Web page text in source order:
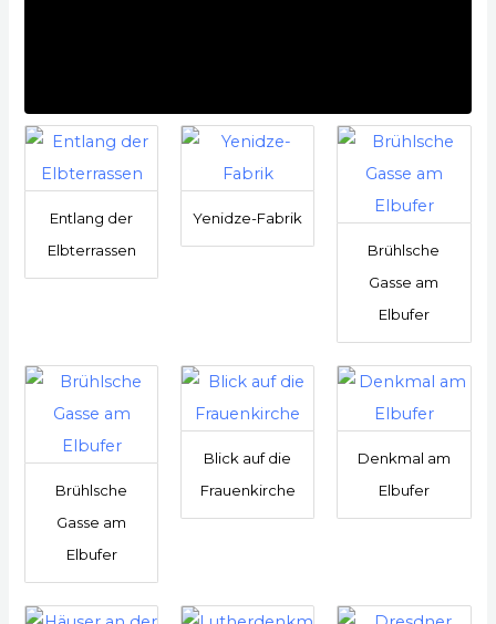
Entlang der
Elbterrassen
Yenidze-Fabrik
Brühlsche
Gasse am
Elbufer
Brühlsche
Gasse am
Elbufer
Blick auf die
Frauenkirche
Denkmal am
Elbufer